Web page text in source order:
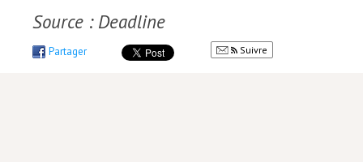
Source : Deadline
Partager Suivre